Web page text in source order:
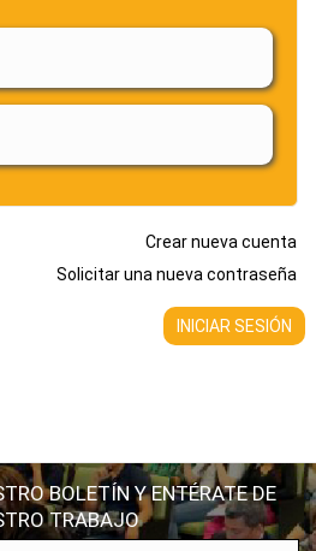
Crear nueva cuenta
Solicitar una nueva contraseña
BOLETÍN Y ENTÉRATE DE
TRABAJO